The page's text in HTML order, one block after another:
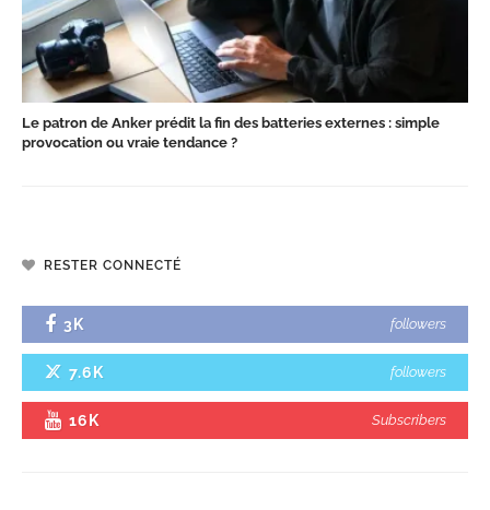
Le patron de Anker prédit la fin des batteries externes : simple
provocation ou vraie tendance ?
RESTER CONNECTÉ
3K followers
7.6K followers
16K Subscribers